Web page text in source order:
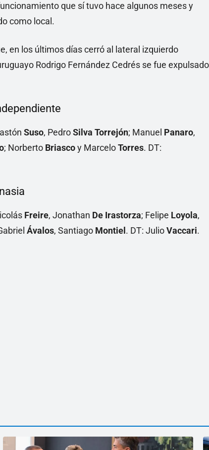
que sí tuvo hace algunos meses y
como local.
en los últimos días cerró al lateral izquierdo
Rodrigo Fernández Cedrés se fue expulsado
Suso, PedroSilva Torrejón; Manuel Panaro,
; Norberto Briascoy MarceloTorres. DT:
Freire, Jonathan De Irastorza; Felipe Loyola,
Ávalos, Santiago Montiel . DT: JulioVaccari.